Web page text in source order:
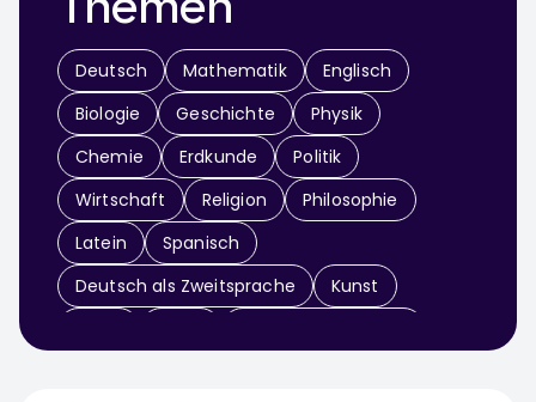
Deutsch Mathematik
Englisch
Biologie
Geschichte
Physik
Chemie
Erdkunde
Politik
Wirtschaft
Religion
Philosophie
Latein
Spanisch
Deutsch als Zweitsprache
Kunst